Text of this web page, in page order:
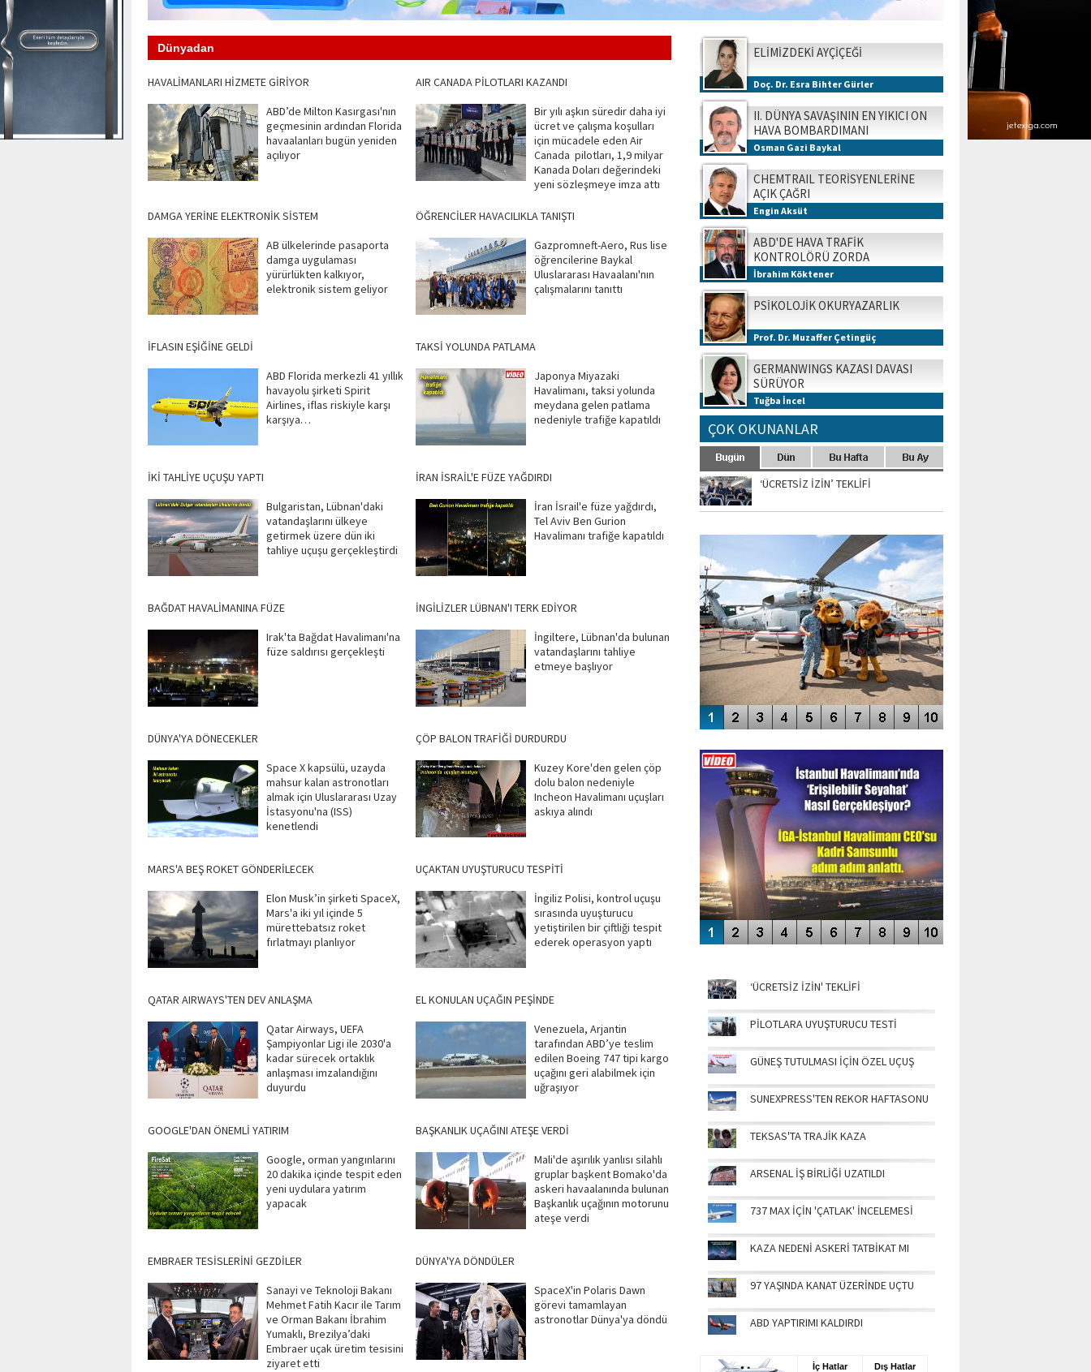
Dünyadan
HAVALİMANLARI HİZMETE GİRİYOR
ABD’de Milton Kasırgası'nın
geçmesinin ardından Florida
havaalanları bugün yeniden
açılıyor
AIR CANADA PİLOTLARI KAZANDI
Bir yılı aşkın süredir daha iyi
ücret ve çalışma koşulları
için mücadele eden Air
Canada pilotları, 1,9 milyar
Kanada Doları değerindeki
yeni sözleşmeye imza attı
DAMGA YERİNE ELEKTRONİK SİSTEM
AB ülkelerinde pasaporta
damga uygulaması
yürürlükten kalkıyor,
elektronik sistem geliyor
ÖĞRENCİLER HAVACILIKLA TANIŞTI
Gazpromneft-Aero, Rus lise
öğrencilerine Baykal
Uluslararası Havaalanı'nın
çalışmalarını tanıttı
İFLASIN EŞİĞİNE GELDİ
ABD Florida merkezli 41 yıllık
havayolu şirketi Spirit
Airlines, iflas riskiyle karşı
karşıya…
TAKSİ YOLUNDA PATLAMA
Japonya Miyazaki
Havalimanı, taksi yolunda
meydana gelen patlama
nedeniyle trafiğe kapatıldı
İKİ TAHLİYE UÇUŞU YAPTI
Bulgaristan, Lübnan'daki
vatandaşlarını ülkeye
getirmek üzere dün iki
tahliye uçuşu gerçekleştirdi
İRAN İSRAİL'E FÜZE YAĞDIRDI
İran İsrail'e füze yağdırdı,
Tel Aviv Ben Gurion
Havalimanı trafiğe kapatıldı
BAĞDAT HAVALİMANINA FÜZE
Irak'ta Bağdat Havalimanı'na
füze saldırısı gerçekleşti
İNGİLİZLER LÜBNAN'I TERK EDİYOR
İngiltere, Lübnan'da bulunan
vatandaşlarını tahliye
etmeye başlıyor
DÜNYA'YA DÖNECEKLER
Space X kapsülü, uzayda
mahsur kalan astronotları
almak için Uluslararası Uzay
İstasyonu'na (ISS)
kenetlendi
ÇÖP BALON TRAFİĞİ DURDURDU
Kuzey Kore'den gelen çöp
dolu balon nedeniyle
Incheon Havalimanı uçuşları
askıya alındı
MARS'A BEŞ ROKET GÖNDERİLECEK
Elon Musk’in şirketi SpaceX,
Mars'a iki yıl içinde 5
mürettebatsız roket
fırlatmayı planlıyor
UÇAKTAN UYUŞTURUCU TESPİTİ
İngiliz Polisi, kontrol uçuşu
sırasında uyuşturucu
yetiştirilen bir çiftliği tespit
ederek operasyon yaptı
QATAR AIRWAYS'TEN DEV ANLAŞMA
Qatar Airways, UEFA
Şampiyonlar Ligi ile 2030'a
kadar sürecek ortaklık
anlaşması imzalandığını
duyurdu
EL KONULAN UÇAĞIN PEŞİNDE
Venezuela, Arjantin
tarafından ABD’ye teslim
edilen Boeing 747 tipi kargo
uçağını geri alabilmek için
uğraşıyor
GOOGLE'DAN ÖNEMLİ YATIRIM
Google, orman yangınlarını
20 dakika içinde tespit eden
yeni uydulara yatırım
yapacak
BAŞKANLIK UÇAĞINI ATEŞE VERDİ
Mali'de aşırılık yanlısı silahlı
gruplar başkent Bomako'da
askeri havaalanında bulunan
Başkanlık uçağının motorunu
ateşe verdi
EMBRAER TESİSLERİNİ GEZDİLER
Sanayi ve Teknoloji Bakanı
Mehmet Fatih Kacır ile Tarım
ve Orman Bakanı İbrahim
Yumaklı, Brezilya’daki
Embraer uçak üretim tesisini
ziyaret etti
DÜNYA'YA DÖNDÜLER
SpaceX'in Polaris Dawn
görevi tamamlayan
astronotlar Dünya'ya döndü
ELİMİZDEKİ AYÇİÇEĞİ
Doç. Dr. Esra Bihter Gürler
II. DÜNYA SAVAŞININ EN YIKICI ON
HAVA BOMBARDIMANI
Osman Gazi Baykal
CHEMTRAIL TEORİSYENLERİNE
AÇIK ÇAĞRI
Engin Aksüt
ABD'DE HAVA TRAFİK
KONTROLÖRÜ ZORDA
İbrahim Köktener
PSİKOLOJİK OKURYAZARLIK
Prof. Dr. Muzaffer Çetingüç
GERMANWINGS KAZASI DAVASI
SÜRÜYOR
Tuğba İncel
ÇOK OKUNANLAR
‘ÜCRETSİZ İZİN’ TEKLİFİ
SİNGAPUR AIRSHOW-2020
ENGELLERİN AŞILDIĞI HAVALİMANI
‘ÜCRETSİZ İZİN' TEKLİFİ
PİLOTLARA UYUŞTURUCU TESTİ
GÜNEŞ TUTULMASI İÇİN ÖZEL UÇUŞ
SUNEXPRESS'TEN REKOR HAFTASONU
TEKSAS'TA TRAJİK KAZA
ARSENAL İŞ BİRLİĞİ UZATILDI
737 MAX İÇİN 'ÇATLAK' İNCELEMESİ
KAZA NEDENİ ASKERİ TATBİKAT MI
97 YAŞINDA KANAT ÜZERİNDE UÇTU
ABD YAPTIRIMI KALDIRDI
İç Hatlar Dış Hatlar